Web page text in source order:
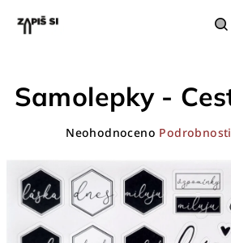
obsah
Samolepky -
produktu
0,0
Neohodnoceno